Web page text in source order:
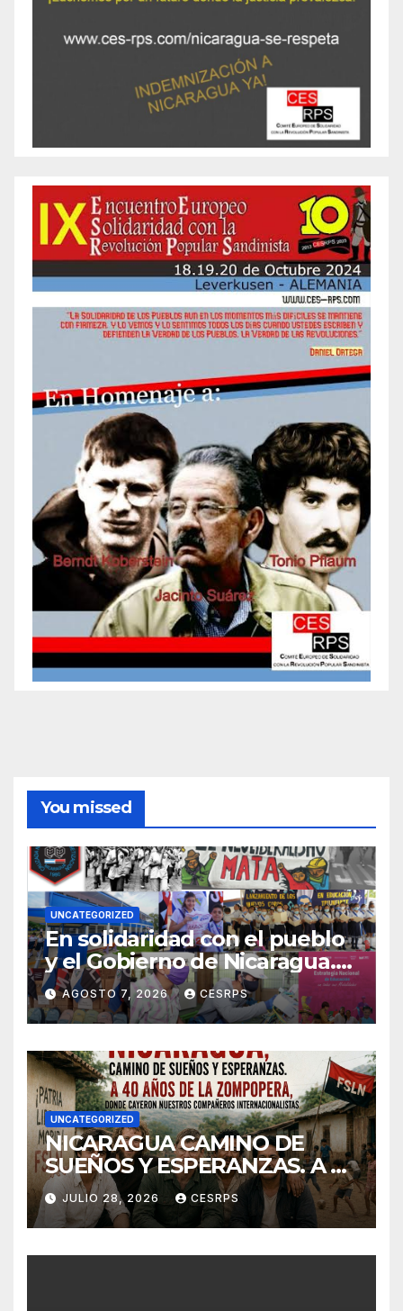
You missed
UNCATEGORIZED
En solidaridad con el pueblo
y el Gobierno de Nicaragua.
En defensa de su soberanía y
de su modelo de democracia
participa
AGOSTO 7, 2026 CESRPS
UNCATEGORIZED
NICARAGUA CAMINO DE
SUEÑOS Y ESPERANZAS. A 40
años de La Zompopera,
donde cayeron nuestros
compañeros
internacionalistas.
JULIO 28, 2026 CESRPS